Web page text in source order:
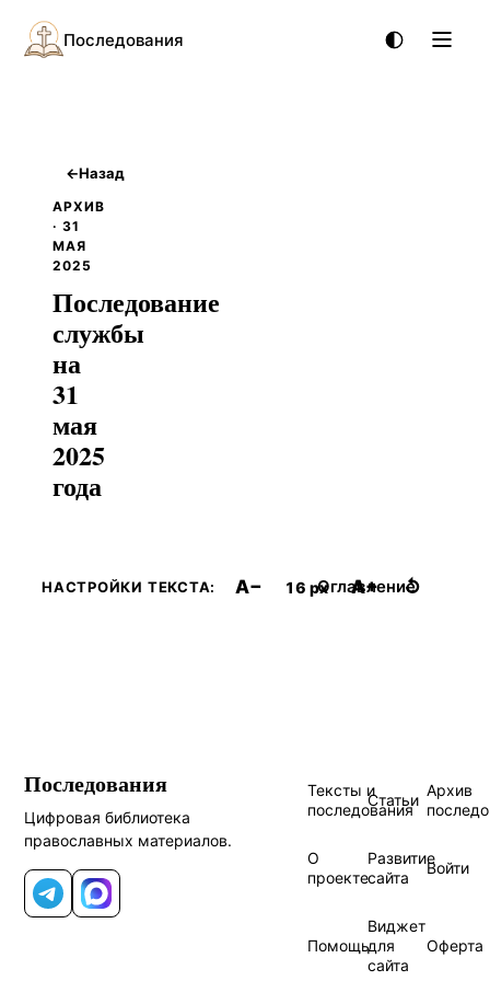
Последования
←Назад
АРХИВ
· 31
МАЯ
2025
Последование
службы
на
31
мая
2025
года
НАСТРОЙКИ ТЕКСТА: A− 16 px A+ ↺
Оглавление
Последования
Цифровая библиотека
православных материалов.
Telegram
MAX
Тексты и
последования
Статьи
Архив
О
проекте
Развитие
сайта
Войти
Помощь
Виджет
для
сайта
Оферта